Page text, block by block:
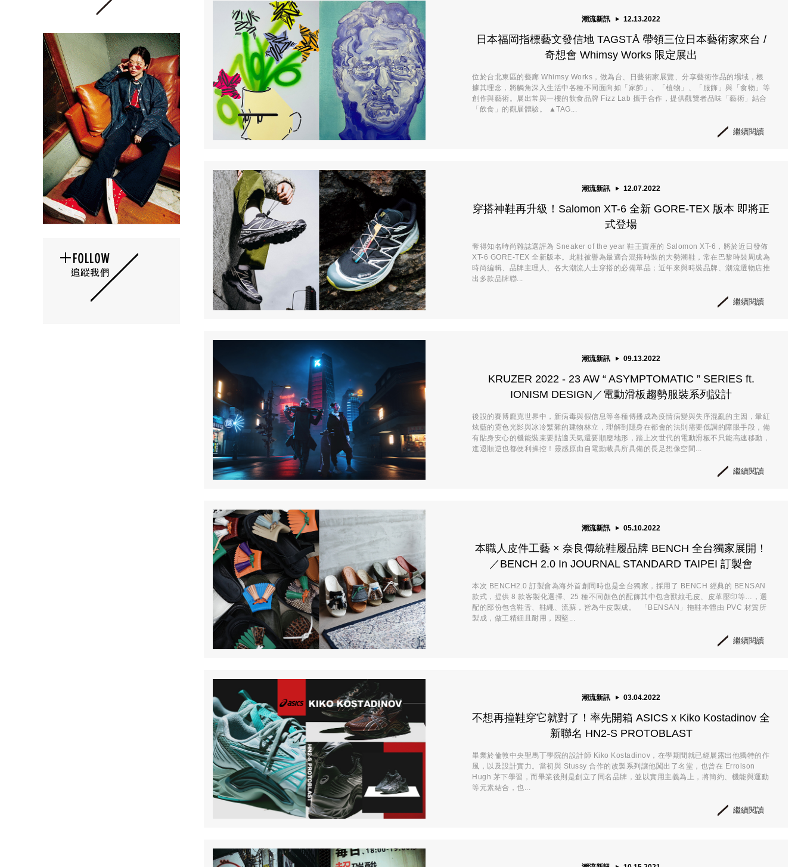
潮流新訊 12.13.2022
日本福岡指標藝文發信地 TAGSTÅ 帶領三位日本藝術家來台 /
奇想會 Whimsy Works 限定展出
位於台北東區的藝廊 Whimsy Works，做為台、日藝術家展覽、分享藝術作品的場域，根
據其理念，將觸角深入生活中各種不同面向如「家飾」、「植物」、「服飾」與「食物」等
創作與藝術。展出常與一樓的飲食品牌 Fizz Lab 攜手合作，提供觀覽者品味「藝術」結合
「飲食」的觀展體驗。 ▲TAG...
繼續閱讀
潮流新訊 12.07.2022
穿搭神鞋再升級！Salomon XT-6 全新 GORE-TEX 版本 即將正
式登場
奪得知名時尚雜誌選評為 Sneaker of the year 鞋王寶座的 Salomon XT-6，將於近日發佈
XT-6 GORE-TEX 全新版本。此鞋被譽為最適合混搭時裝的大勢潮鞋，常在巴黎時裝周成為
時尚編輯、品牌主理人、各大潮流人士穿搭的必備單品；近年來與時裝品牌、潮流選物店推
出多款品牌聯...
繼續閱讀
潮流新訊 09.13.2022
KRUZER 2022 - 23 AW “ ASYMPTOMATIC ” SERIES ft.
IONISM DESIGN／電動滑板趨勢服裝系列設計
後設的賽博龐克世界中，新病毒與假信息等各種傳播成為疫情病變與失序混亂的主因，暈紅
炫藍的霓色光影與冰冷繁雜的建物林立，理解到隱身在都會的法則需要低調的障眼手段，備
有貼身安心的機能裝束要貼適天氣還要順應地形，踏上次世代的電動滑板不只能高速移動，
進退順逆也都便利操控！靈感原由自電動載具所具備的長足想像空間...
繼續閱讀
潮流新訊 05.10.2022
本職人皮件工藝 × 奈良傳統鞋履品牌 BENCH 全台獨家展開！
／BENCH 2.0 In JOURNAL STANDARD TAIPEI 訂製會
本次 BENCH2.0 訂製會為海外首創同時也是全台獨家，採用了 BENCH 經典的 BENSAN
款式，提供 8 款客製化選擇、25 種不同顏色的配飾其中包含獸紋毛皮、皮革壓印等…，選
配的部份包含鞋舌、鞋繩、流蘇，皆為牛皮製成。 「BENSAN」拖鞋本體由 PVC 材質所
製成，做工精細且耐用，因堅...
繼續閱讀
潮流新訊 03.04.2022
不想再撞鞋穿它就對了！率先開箱 ASICS x Kiko Kostadinov 全
新聯名 HN2-S PROTOBLAST
畢業於倫敦中央聖馬丁學院的設計師 Kiko Kostadinov，在學期間就已經展露出他獨特的作
風，以及設計實力。當初與 Stussy 合作的改製系列讓他闖出了名堂，也曾在 Errolson
Hugh 茅下學習，而畢業後則是創立了同名品牌，並以實用主義為上，將簡約、機能與運動
等元素結合，也...
繼續閱讀